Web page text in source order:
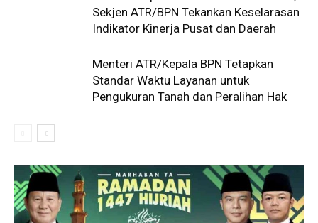
Sekjen ATR/BPN Tekankan Keselarasan
Indikator Kinerja Pusat dan Daerah
Menteri ATR/Kepala BPN Tetapkan
Standar Waktu Layanan untuk
Pengukuran Tanah dan Peralihan Hak